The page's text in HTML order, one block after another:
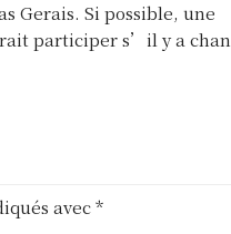
Gerais. Si possible, une
participer s’il y a
avec*